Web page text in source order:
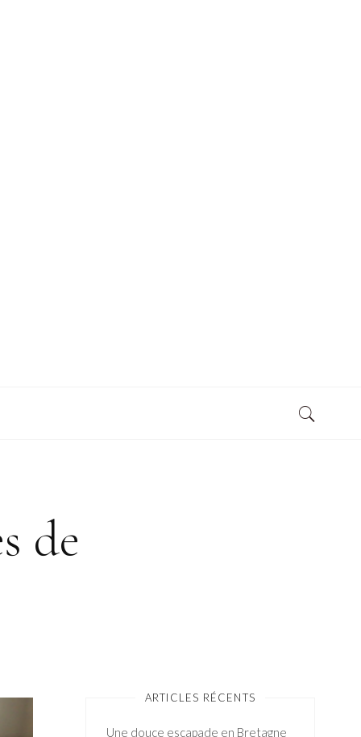
de
ARTICLES RÉCENTS
Une douce escapade en Bretagne